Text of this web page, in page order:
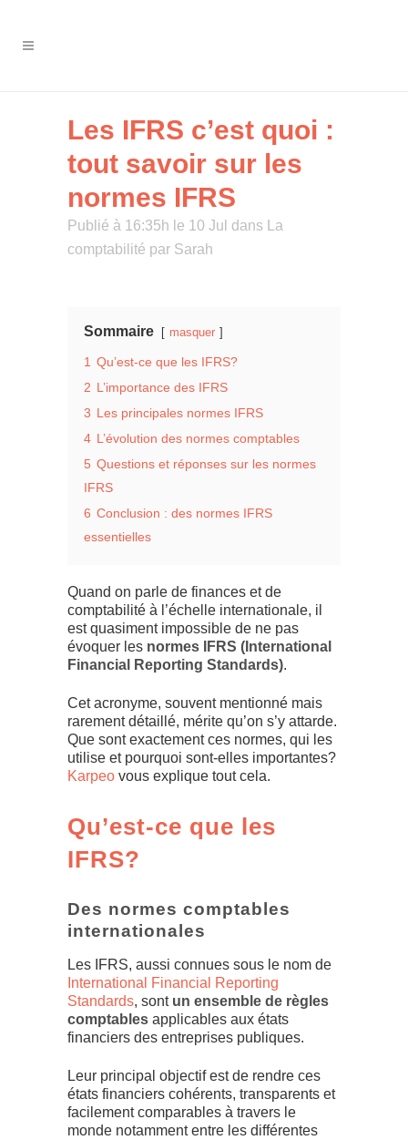
Les IFRS c’est quoi :
tout savoir sur les
normes IFRS
Publié à 16:35h le 10 Jul dans
La
comptabilité par Sarah
Sommaire masquer
1 Qu’est-ce que les IFRS?
2 L’importance des IFRS
3 Les principales normes IFRS
4 L’évolution des normes comptables
5 Questions et réponses sur les normes
IFRS
6 Conclusion : des normes IFRS
essentielles
Quand on parle de finances et de
comptabilité à l’échelle internationale, il
est quasiment impossible de ne pas
évoquer les normes IFRS (International
Financial Reporting Standards).
Cet acronyme, souvent mentionné mais
rarement détaillé, mérite qu’on s’y attarde.
Que sont exactement ces normes, qui les
utilise et pourquoi sont-elles importantes?
Karpeo vous explique tout cela.
Qu’est-ce que les
IFRS?
Des normes comptables
internationales
Les IFRS, aussi connues sous le nom de
International Financial Reporting
Standards, sont un ensemble de règles
comptables applicables aux états
financiers des entreprises publiques.
Leur principal objectif est de rendre ces
états financiers cohérents, transparents et
facilement comparables à travers le
monde notamment entre les différentes